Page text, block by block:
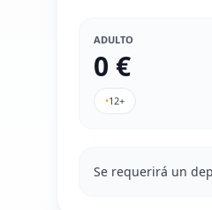
ADULTO
0 €
•12+
Se requerirá un